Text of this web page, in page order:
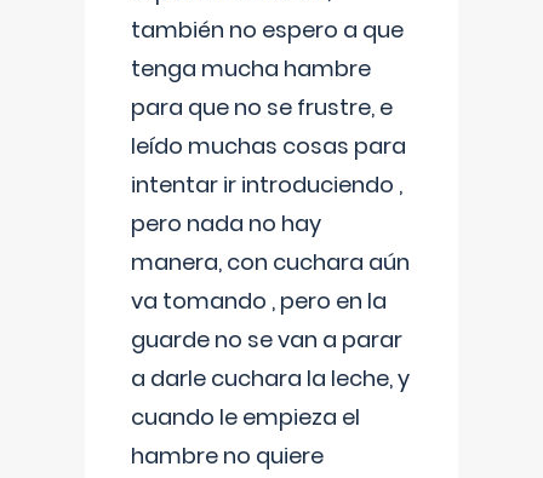
también no espero a que
tenga mucha hambre
para que no se frustre, e
leído muchas cosas para
intentar ir introduciendo ,
pero nada no hay
manera, con cuchara aún
va tomando , pero en la
guarde no se van a parar
a darle cuchara la leche, y
cuando le empieza el
hambre no quiere